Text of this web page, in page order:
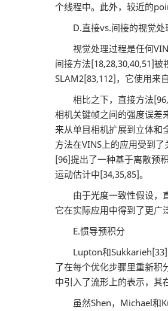
个线程中。此外，较近的
D.直接vs.间接的视觉处
视觉处理过程是任何VINS
间接方法[18,28,30,40,51]
SLAM2[83,112]，它使用来
相比之下，直接方法
相机关键帧之间的强度误差
来从单目相机扩展到立体和
方法在VINS上的应用受到
[96]提出了一种基于离散预
运动估计中[34,35,85]。
由于光度一致性假设，直
它在实际应用中得到了更广
E.惯导预积分
Lupton和Sukkarieh[33]
了在每个优化步骤里重新积
中引入了流形上的表示，其
虽然Shen，Michael和